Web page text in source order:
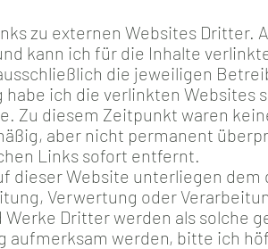
zu externen Websites Dritter.
kann ich für die Inhalte
die jeweiligen
ich die verlinkten
Zu diesem Zeitpunkt waren
aber nicht permanent
Links sofort entfernt.
dieser Website unterliegen
Verwertung oder
Dritter werden als solche
aufmerksam werden, bitte ich